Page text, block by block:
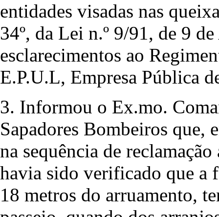
entidades visadas nas
34º, da Lei n.º 9/91, de 9
esclarecimentos ao
E.P.U.L, Empresa Pública
3. Informou o Ex.mo.
Sapadores Bombeiros que,
na sequência de
havia sido verificado que a
18 metros do arruamento,